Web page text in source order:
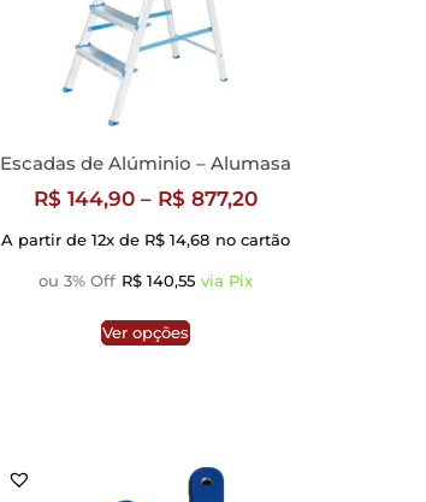
Escadas de Alúminio – Alumasa
R$ 144,90– R$ 877,20
A partir de 12x de R$14,68 no cartão
ou 3% Off R$140,55 via Pix
Ver opções